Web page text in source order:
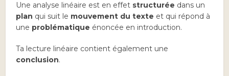
Une analyse linéaire est en effet structurée dans un
plan qui suit le mouvement du texte et qui répond à
une problématique énoncée en introduction.
Ta lecture linéaire contient également une
conclusion.